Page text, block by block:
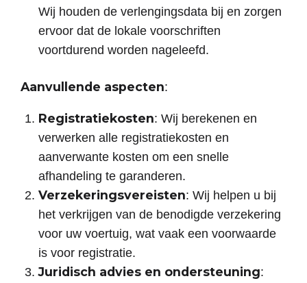
Wij houden de verlengingsdata bij en zorgen
ervoor dat de lokale voorschriften
voortdurend worden nageleefd.
Aanvullende aspecten:
Registratiekosten: Wij berekenen en
verwerken alle registratiekosten en
aanverwante kosten om een snelle
afhandeling te garanderen.
Verzekeringsvereisten: Wij helpen u bij
het verkrijgen van de benodigde verzekering
voor uw voertuig, wat vaak een voorwaarde
is voor registratie.
Juridisch advies en ondersteuning: